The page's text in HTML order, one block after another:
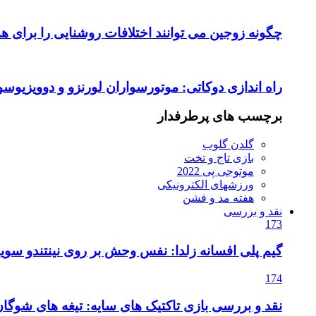
چگونه زوجین می توانند اختلافات روشنایی را برای
راه اندازی دوکاتی: موتورسواران لورنزو و
برچسب های پرطرفدار
گلدن گلوب
بازی تاج و تخت
موتوجی پی 2022
ورزشهای الکترونیکی
هفته مد و فشن
نقد و بررسی
173
گیم پلی افسانه زلدا: نفس وحش بر روی نینتندو
174
نقد و بررسی بازی تاکتیک های سایه: تیغه های